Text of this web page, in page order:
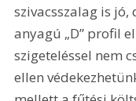
szivacsszalag is
anyagú „D” profil
szigeteléssel nem
ellen